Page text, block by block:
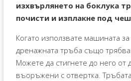
изхвърлянето на боклука
почисти и изплакне под
Когато използвате машината
дренажната тръба също трябва
Можете да стигнете до него
въоръжени с отвертка.